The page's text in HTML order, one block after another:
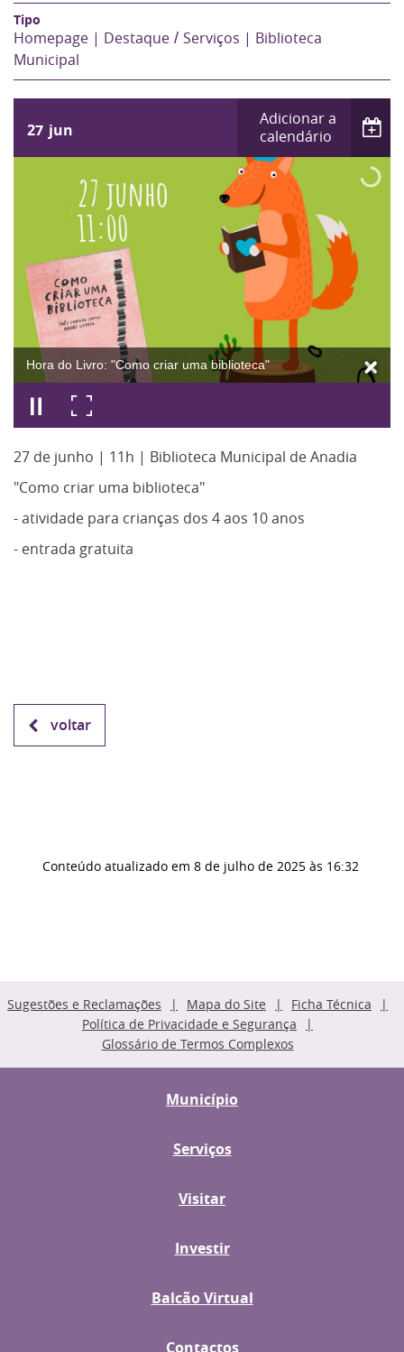
Homepage | Destaque
Serviços | Biblioteca
Municipal
27 jun
Adicionar a
calendário
Hora do Livro: "Como criar uma biblioteca"
27 de junho | 11h | Biblioteca Municipal de Anadia
"Como criar uma biblioteca"
- atividade para crianças dos 4 aos 10 anos
- entrada gratuita
voltar
Conteúdo atualizado em 8 de julho de 2025 às 16:32
Sugestões e Reclamações Mapa do Site
Ficha Técnica
Política de Privacidade e Segurança
Glossário de Termos Complexos
Município
Serviços
Visitar
Investir
Balcão Virtual
Contactos